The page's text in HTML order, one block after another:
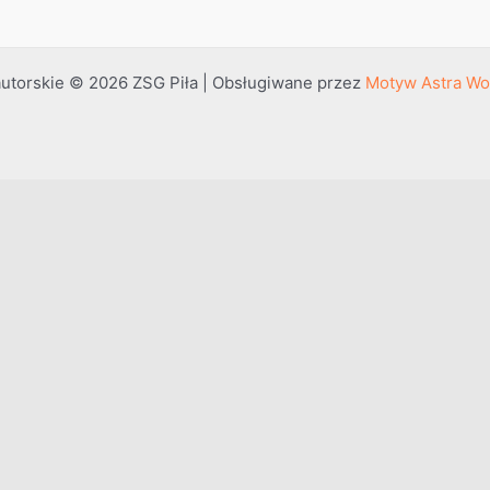
© 2026 ZSG Piła | Obsługiwane przez Motyw Astra